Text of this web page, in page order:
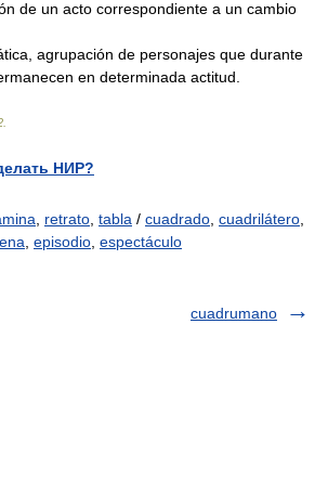
de un acto correspondiente a un cambio
agrupación de personajes que durante
en determinada actitud.
НИР?
retrato tabla / cuadrado cuadrilátero
episodio espectáculo
cuadrumano